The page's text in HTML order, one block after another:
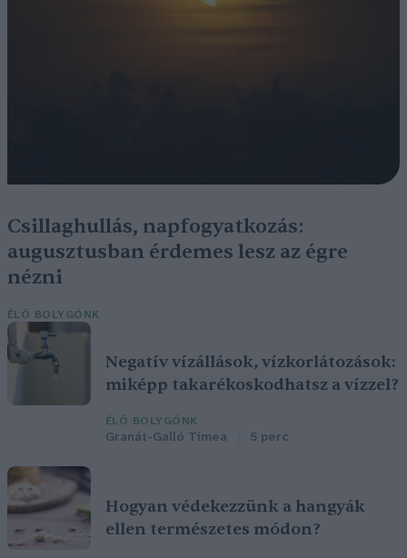
Csillaghullás, napfogyatkozás:
augusztusban érdemes lesz az égre
nézni
ÉLŐ BOLYGÓNK
Negatív vízállások, vízkorlátozások:
miképp takarékoskodhatsz a vízzel?
ÉLŐ BOLYGÓNK
Granát-Galló Tímea 5 perc
Hogyan védekezzünk a hangyák
ellen természetes módon?